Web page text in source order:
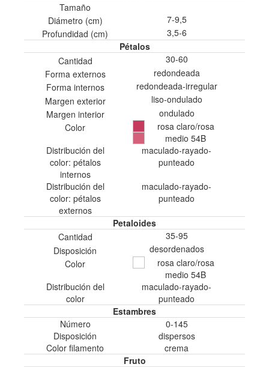
Tamaño
Diámetro (cm)
7-9,5
Profundidad (cm)
3,5-6
Pétalos
Cantidad
30-60
Forma externos
redondeada
Forma internos
redondeada-irregular
Margen exterior
liso-ondulado
Margen interior
ondulado
Color
rosa claro/rosa
medio 54B
Distribución del
color: pétalos
internos
maculado-rayado-
punteado
Distribución del
color: pétalos
externos
maculado-rayado-
punteado
Petaloides
Cantidad
35-95
Disposición
desordenados
Color
rosa claro/rosa
medio 54B
Distribución del
color
maculado-rayado-
punteado
Estambres
Número
0-145
Disposición
dispersos
Color filamento
crema
Fruto